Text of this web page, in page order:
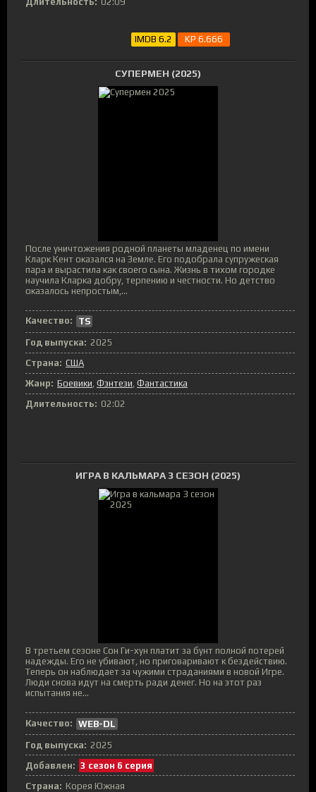
IMDB 6.2 KP 6.666
СУПЕРМЕН (2025)
После уничтожения родной планеты младенец по имени
Кларк Кент оказался на Земле. Его подобрала супружеская
пара и вырастила как своего сына. Жизнь в тихом городке
научила Кларка добру, терпению и честности. Но детство
оказалось непростым,...
Качество:
TS
Год выпуска: 2025
Страна: США
Жанр: Боевики, Фэнтези, Фантастика
Длительность: 02:02
ИГРА В КАЛЬМАРА 3 СЕЗОН (2025)
В третьем сезоне Сон Ги-хун платит за бунт полной потерей
надежды. Его не убивают, но приговаривают к бездействию.
Теперь он наблюдает за чужими страданиями в новой Игре.
Люди снова идут на смерть ради денег. Но на этот раз
испытания не...
Качество: WEB-DL
Год выпуска: 2025
Добавлен: 3 сезон 6 серия
Страна: Корея Южная